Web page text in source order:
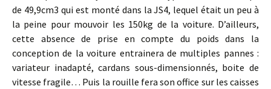
de 49,9cm3 qui est monté dans la JS4, lequel était un peu à
la peine pour mouvoir les 150kg de la voiture. D’ailleurs,
cette absence de prise en compte du poids dans la
conception de la voiture entrainera de multiples pannes :
variateur inadapté, cardans sous-dimensionnés, boite de
vitesse fragile… Puis la rouille fera son office sur les caisses